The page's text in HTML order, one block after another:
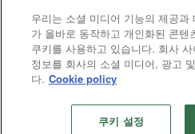
우리는 소셜 미디어 기능의 제공과
가 올바로 동작하고 개인화된 콘텐
쿠키를 사용하고 있습니다. 회사
정보를 회사의 소셜 미디어, 광고
다. Cookie policy
쿠키 설정